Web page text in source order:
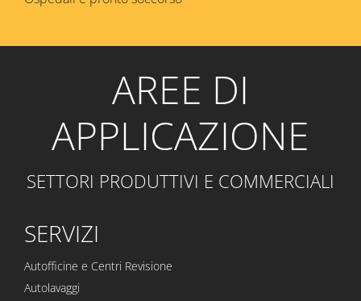
AREE DI
APPLICAZIONE
SETTORI PRODUTTIVI E COMMERCIALI
SERVIZI
Autofficine e Centri Revisione
Autolavaggi